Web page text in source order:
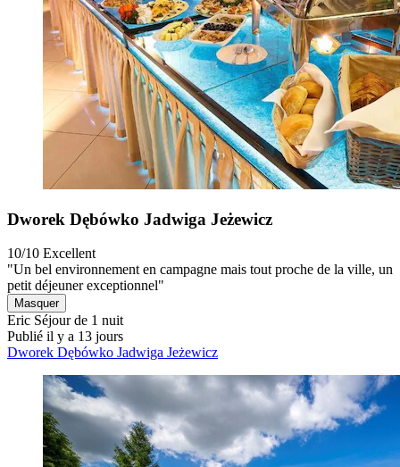
Dworek Dębówko Jadwiga Jeżewicz
10/10 Excellent
"Un bel environnement en campagne mais tout proche de la ville, un
petit déjeuner exceptionnel"
Masquer
Eric Séjour de 1 nuit
Publié il y a 13 jours
Dworek Dębówko Jadwiga Jeżewicz